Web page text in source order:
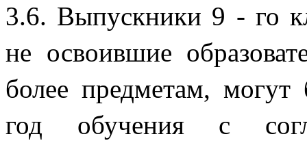
3.6. Выпускники 9 - го
не освоившие
более предметам,
год обучения с